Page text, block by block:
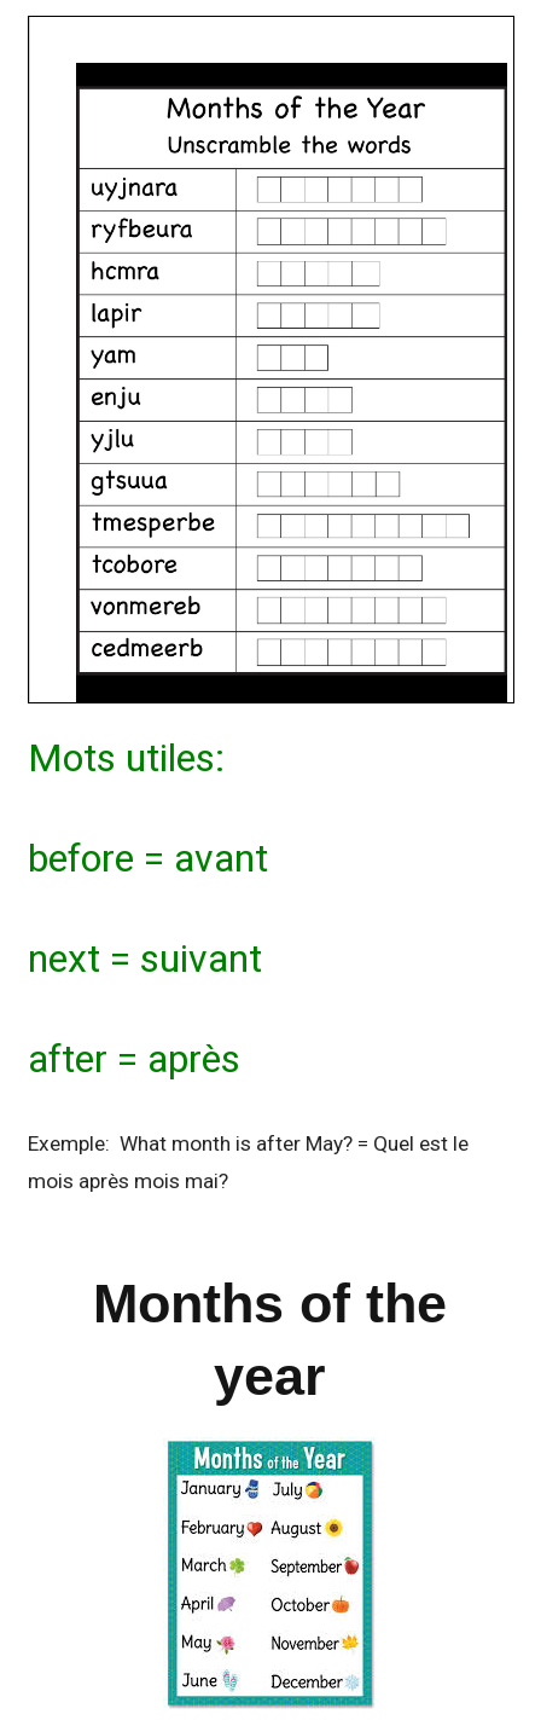
Mots utiles:
before = avant
next = suivant
after = après
Exemple: What month is after May? = Quel est le
mois après mois mai?
Months of the
year